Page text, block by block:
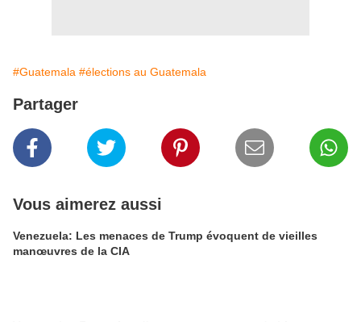
#Guatemala #élections au Guatemala
Partager
Vous aimerez aussi
Venezuela: Les menaces de Trump évoquent de vieilles
manœuvres de la CIA